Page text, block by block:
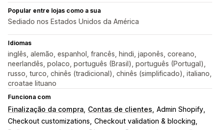
Popular entre lojas como a sua
Sediado nos Estados Unidos da América
Idiomas
inglês, alemão, espanhol, francês, hindi, japonês, coreano,
neerlandês, polaco, português (Brasil), português (Portugal),
russo, turco, chinês (tradicional), chinês (simplificado), italiano,
croatae lituano
Funciona com
Finalização da compra Contas de clientes Admin Shopify
Checkout customizations Checkout validation & blocking